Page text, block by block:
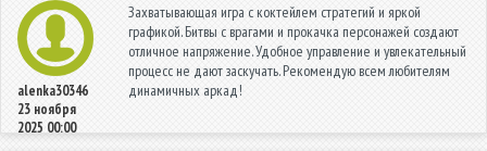
alenka30346
23 ноября
2025 00:00
Захватывающая игра с коктейлем стратегий и яркой
графикой. Битвы с врагами и прокачка персонажей создают
отличное напряжение. Удобное управление и увлекательный
процесс не дают заскучать. Рекомендую всем любителям
динамичных аркад!